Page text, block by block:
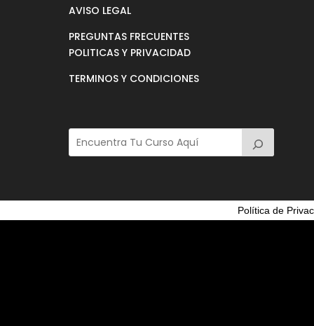
AVISO LEGAL
PREGUNTAS FRECUENTES
POLITICAS Y PRIVACIDAD
TERMINOS Y CONDICIONES
Política de